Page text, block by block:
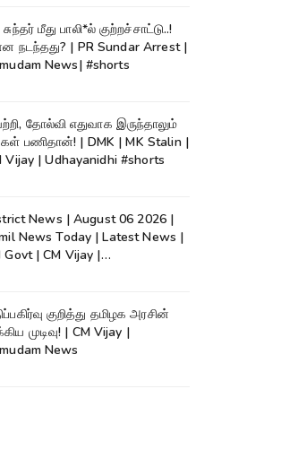
மீது பாலி*ல் குற்றச்சாட்டு..!
நடந்தது? | PR Sundar Arrest |
News| #shorts
தோல்வி எதுவாக இருந்தாலும்
பணிதான்! | DMK | MK Stalin |
Vijay | Udhayanidhi #shorts
News | August 06 2026 |
News Today | Latest News |
Govt | CM Vijay |
குறித்து தமிழக அரசின்
முடிவு! | CM Vijay |
News